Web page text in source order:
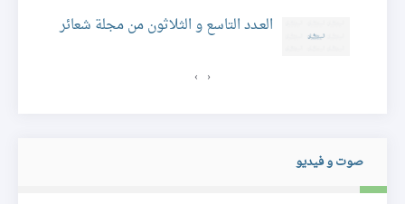
العـدد التاسع و الثلاثون من مجلة شعائر
‹
›
صوت و فيديو